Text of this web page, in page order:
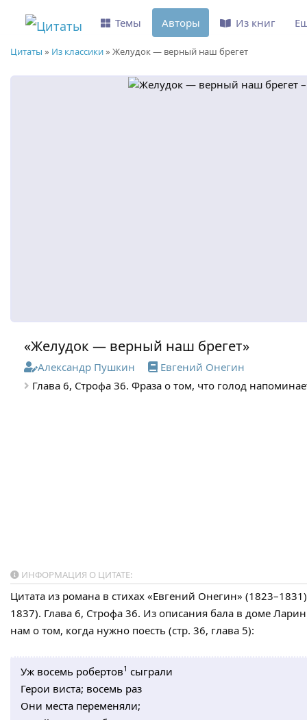
Цитаты » Из классики» Желудок — верный наш брегет
«Желудок — верный наш брегет»
Александр Пушкин
Евгений Онегин
Глава 6, Строфа 36. Фраза о том, что голод
ИНФОРМАЦИЯ О ЦИТАТЕ:
Цитата из романа в стихах «Евгений Онегин»
1837). Глава 6, Строфа 36. Из описания бала в доме
нам о том, когда нужно поесть (стр. 36, глава 5):
Уж восемь робертов1 сыграли
Герои виста; восемь раз
Они места переменяли;
Темы Авторы Из книг